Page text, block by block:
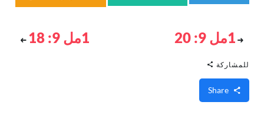
1مل 9: 20 1مل 9: 18
للمشاركة